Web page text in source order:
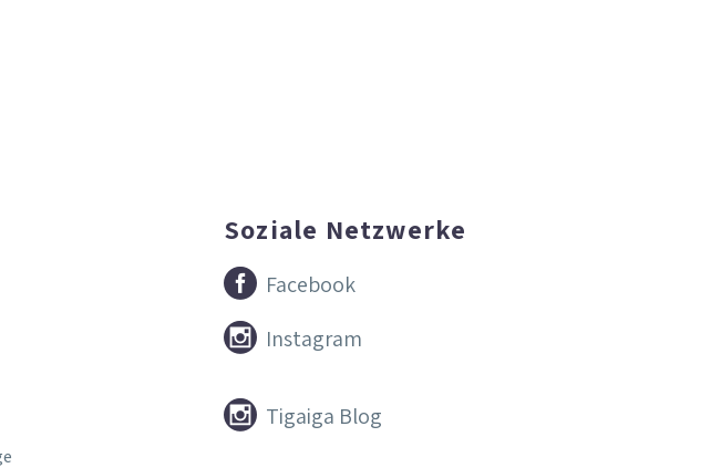
Soziale Netzwerke

 Facebook

 Instagram

 Tigaiga Blog